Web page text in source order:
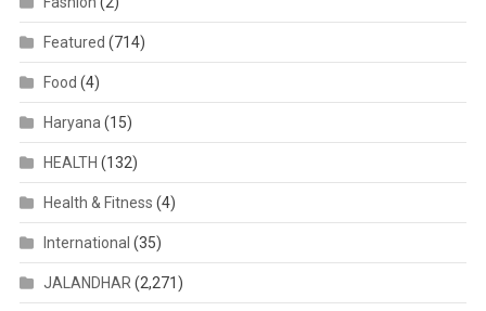
Featured (714)
Food (4)
Haryana(15)
HEALTH (132)
Health & Fitness (4)
International (35)
JALANDHAR(2,271)